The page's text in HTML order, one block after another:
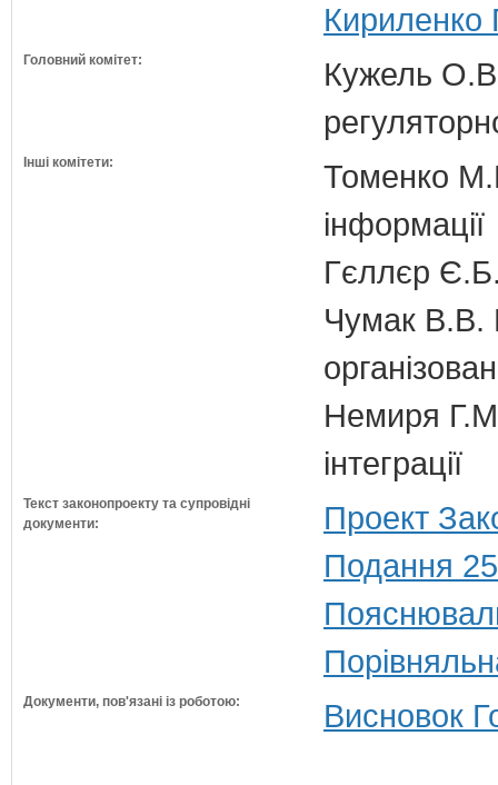
Кириленко
Головний комітет:
Кужель
Інші комітети:
Томенко
інформації
Гєллєр
Чумак В.В.
Немиря
інтеграції
Текст законопроекту та супровідні
документи:
Проект
Подання
Документи, пов'язані із роботою: Висновок